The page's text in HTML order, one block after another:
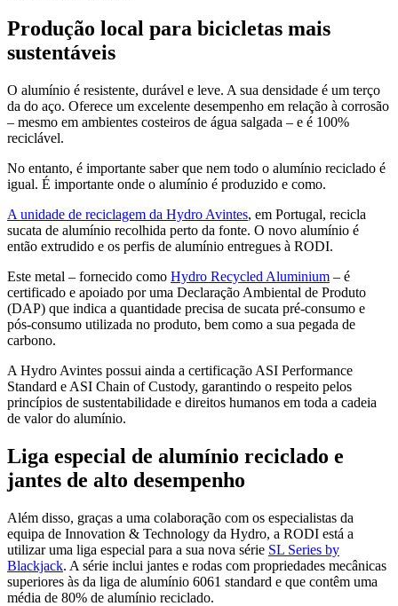
Produção local para bicicletas mais
sustentáveis
O alumínio é resistente, durável e leve. A sua densidade é um terço
da do aço. Oferece um excelente desempenho em relação à corrosão
– mesmo em ambientes costeiros de água salgada – e é 100%
reciclável.
No entanto, é importante saber que nem todo o alumínio reciclado é
igual. É importante onde o alumínio é produzido e como.
A unidade de reciclagem da Hydro Avintes, em Portugal, recicla
sucata de alumínio recolhida perto da fonte. O novo alumínio é
então extrudido e os perfis de alumínio entregues à RODI.
Este metal – fornecido como Hydro Recycled Aluminium – é
certificado e apoiado por uma Declaração Ambiental de Produto
(DAP) que indica a quantidade precisa de sucata pré-consumo e
pós-consumo utilizada no produto, bem como a sua pegada de
carbono.
A Hydro Avintes possui ainda a certificação ASI Performance
Standard e ASI Chain of Custody, garantindo o respeito pelos
princípios de sustentabilidade e direitos humanos em toda a cadeia
de valor do alumínio.
Liga especial de alumínio reciclado e
jantes de alto desempenho
Além disso, graças a uma colaboração com os especialistas da
equipa de Innovation & Technology da Hydro, a RODI está a
utilizar uma liga especial para a sua nova série SL Series by
Blackjack. A série inclui jantes e rodas com propriedades mecânicas
superiores às da liga de alumínio 6061 standard e que contêm uma
média de 80% de alumínio reciclado.